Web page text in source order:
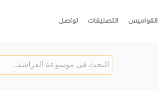
القواميس التصنيفات تواصل